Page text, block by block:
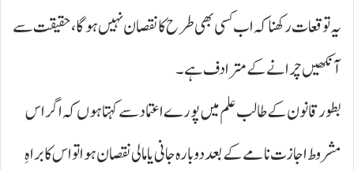
یہ توقعات رکھنا کہ اب کسی بھی طرح کا نقصان نہیں ہوگا، حقیقت سے
آنکھیں چرانے کے مترادف ہے۔
بطور قانون کے طالب علم میں پورے اعتماد سے کہتا ہوں کہ اگر اس
مشروط اجازت نامے کے بعد دوبارہ جانی یا مالی نقصان ہوا تو اس کا براہِ